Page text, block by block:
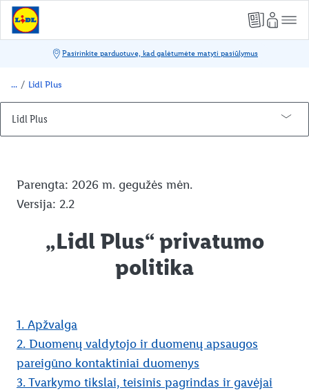
/ Lidl Plus
Lidl Plus
Partnerių pasiūlymai
Lidl Pay: pridėk savo mokėjimo kortelę
Duomenų apsaugos informacija („My Lidl“)
Naudojimo sąlygos
„Kuponas Plus“ taisyklės
Informacija
Parengta: 2026 m. gegužės mėn.
Versija: 2.2
„Lidl Plus“ privatumo
politika
1. Apžvalga
2. Duomenų valdytojo ir duomenų apsaugos
pareigūno kontaktiniai duomenys
3. Tvarkymo tikslai, teisinis pagrindas ir gavėjai